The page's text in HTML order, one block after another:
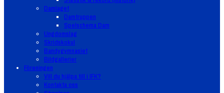
Damlaget
Damtruppen
Spelschema Dam
Ungdomslag
Skridskokul
Bandygymnasiet
Bildgallerier
Föreningen
Vill du hjälpa till i IFK?
Kontakta oss